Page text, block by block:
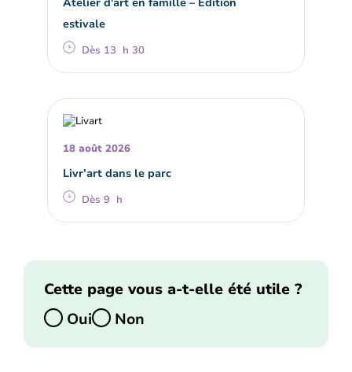
estivale
Dès 13 h 30
18 août 2026
Livr’art dans le parc
Dès 9 h
Cette page vous a-t-elle été utile ?
Oui
Non